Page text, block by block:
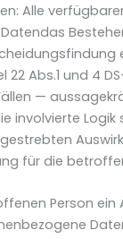
Alle
22 Abs.1 und 4
—
involvierte Logik
für die
Person ein